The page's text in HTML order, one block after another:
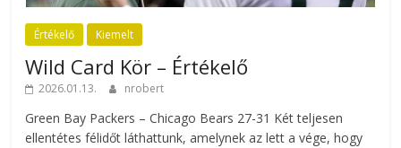
Értékelő Kiemelt
Wild Card Kör – Értékelő
2026.01.13. nrobert
Green Bay Packers – Chicago Bears 27-31 Két teljesen
ellentétes félidőt láthattunk, amelynek az lett a vége, hogy